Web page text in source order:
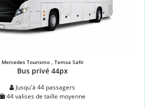
Mercedes Tourismo , Temsa Safir
Bus privé 44px
Jusqu'à 44 passagers
44 valises de taille moyenne